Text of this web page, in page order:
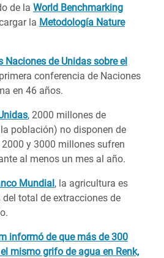
de la World Benchmarking
la Metodología Nature
Naciones de Unidas sobre el
conferencia de Naciones
en 46 años.
, 2000 millones de
población) no disponen de
y 3000 millones sufren
al menos un mes al año.
Mundial, la agricultura es
del total de extracciones de
informó de que más de 300
mismo grifo de agua en Renk,